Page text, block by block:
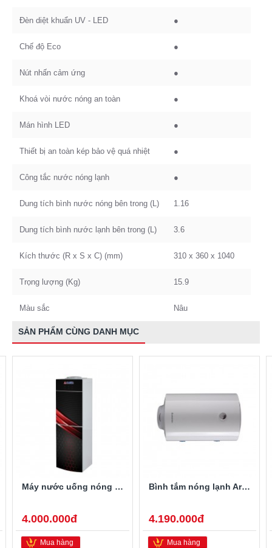
Đèn diệt khuẩn UV - LED ●
Chế độ Eco ●
Nút nhấn cảm ứng ●
Khoá vòi nước nóng an toàn ●
Mán hình LED ●
Thiết bị an toàn kép bảo vệ quá nhiệt ●
Công tắc nước nóng lạnh ●
Dung tích bình nước nóng bên trong (L) 1.16
Dung tích bình nước lạnh bên trong (L) 3.6
Kích thước (R x S x C) (mm) 310 x 360 x 1040
Trọng lượng (Kg) 15.9
Màu sắc Nâu
SẢN PHẨM CÙNG DANH MỤC
Máy nước uống nóng lạnh Alaska R-80
4.000.000đ
Mua hàng
Bình tắm nóng lạnh Ariston PRO-R40SH 2.5FE 40 Lít
4.190.000đ
Mua hàng